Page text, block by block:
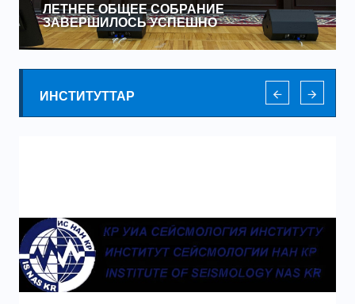
ЛЕТНЕЕ ОБЩЕЕ СОБРАНИЕ
ЗАВЕРШИЛОСЬ УСПЕШНО
ИНСТИТУТТАР